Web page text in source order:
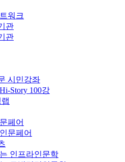
워크
관
관
시민강좌
Story 100강
페어
문페어
인프라인문학